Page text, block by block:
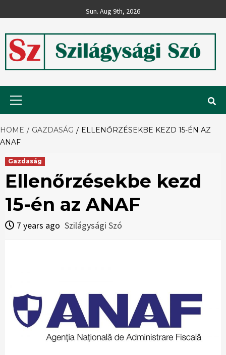
to
Sun. Aug 9th, 2026
Szilágysági
Szó
HOME GAZDASÁG
ELLENŐRZÉSEKBE KEZD 15-ÉN AZ
ANAF
Gazdaság
Ellenőrzésekbe kezd
15-én az ANAF
7 years ago Szilágysági Szó